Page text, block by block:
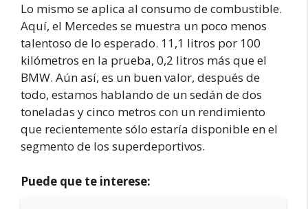
Lo mismo se aplica al consumo de combustible.
Aquí, el Mercedes se muestra un poco menos
talentoso de lo esperado. 11,1 litros por 100
kilómetros en la prueba, 0,2 litros más que el
BMW. Aún así, es un buen valor, después de
todo, estamos hablando de un sedán de dos
toneladas y cinco metros con un rendimiento
que recientemente sólo estaría disponible en el
segmento de los superdeportivos.
Puede que te interese: